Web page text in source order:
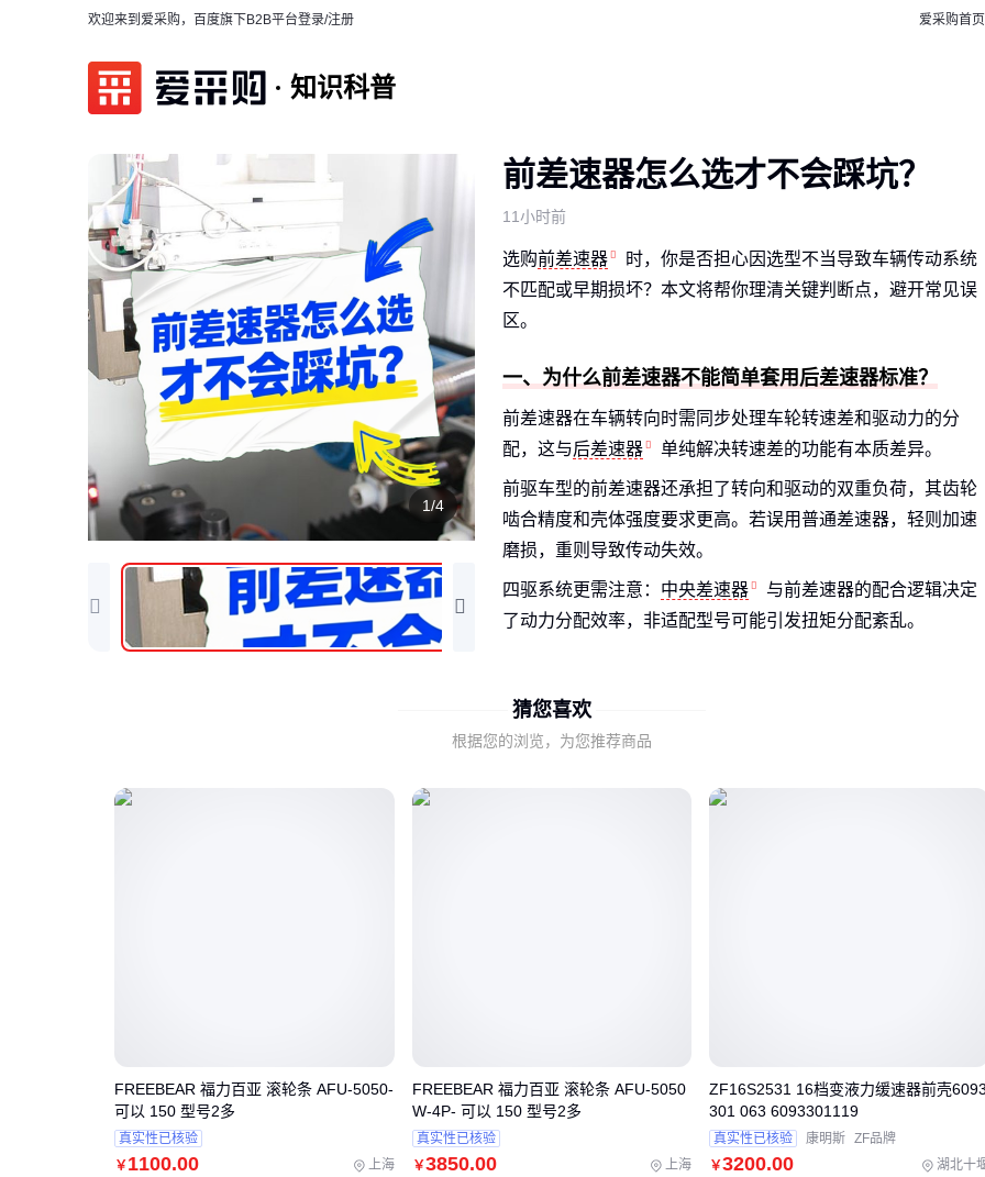
欢迎来到爱采购，百度旗下B2B平台登录/注册 爱采购首页
知识科普
1/4
前差速器怎么选才不会踩坑？
11小时前
选购前差速器
时，你是否担心因选型不当导致车辆传动系统
不匹配或早期损坏？本文将帮你理清关键判断点，避开常见误
区。
一、为什么前差速器不能简单套用后差速器标准？
前差速器在车辆转向时需同步处理车轮转速差和驱动力的分
配，这与后差速器 单纯解决转速差的功能有本质差异。
前驱车型的前差速器还承担了转向和驱动的双重负荷，其齿轮
啮合精度和壳体强度要求更高。若误用普通差速器，轻则加速
磨损，重则导致传动失效。
四驱系统更需注意： 中央差速器
与前差速器的配合逻辑决定
了动力分配效率，非适配型号可能引发扭矩分配紊乱。
工程机械与乘用车的前差速器虽原理相似，但承载特性截然不
同：
装载机等设备需应对冲击负荷，壳体加强筋设计和齿轮热处
繁越野需要升级材质，城市驾驶则优先保持原厂匹配度。
三、前驱与四驱车型的前差速器选型差异
猜您喜欢
根据您的浏览，为您推荐商品
￥ 1100.00 上海
FREEBEAR 福力百亚 滚轮条 AFU-5050-
可以 150 型号2多
真实性已核验
￥3850.00 上海
FREEBEAR 福力百亚 滚轮条 AFU-5050
W-4P- 可以 150 型号2多
真实性已核验
￥3200.00 湖北十
ZF16S2531 16档变液力缓速器前壳
301 063 6093301119
真实性已核验 康明斯 ZF品牌